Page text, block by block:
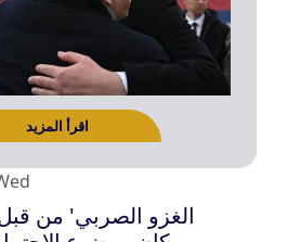
اقرأ المزيد